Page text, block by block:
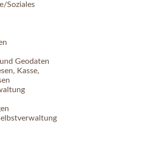
Soziales
Geodaten
Kasse,